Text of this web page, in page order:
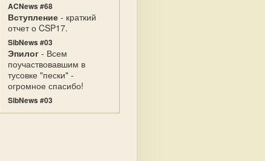
ACNews #68
Вступление - краткий
отчет о CSP17.
SibNews #03
Эпилог - Всем
поучаствовавшим в
тусовке "пески" -
огромное спасибо!
SibNews #03